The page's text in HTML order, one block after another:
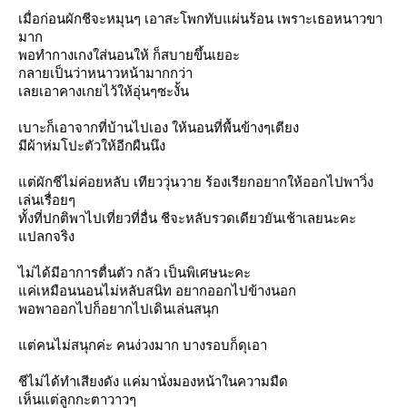
เมื่อก่อนผักชีจะหมุนๆ เอาสะโพกทับแผ่นร้อน เพราะเธอหนาวขา
มาก
พอทำกางเกงใส่นอนให้ ก็สบายขึ้นเยอะ
กลายเป็นว่าหนาวหน้ามากกว่า
เลยเอาคางเกยไว้ให้อุ่นๆซะงั้น
เบาะก็เอาจากที่บ้านไปเอง ให้นอนที่พื้นข้างๆเตียง
มีผ้าห่มโปะตัวให้อีกผืนนึง
ต่ผักชีไม่ค่อยหลับ เทียววุ่นวาย ร้องเรียกอยากให้ออกไปพาวิ่ง
เล่นเรื่อยๆ
ทั้งที่ปกติพาไปเที่ยวที่อื่น ชีจะหลับรวดเดียวยันเช้าเลยนะคะ
ปลกจริง
ไม่ได้มีอาการตื่นตัว กลัว เป็นพิเศษนะคะ
ค่เหมือนนอนไม่หลับสนิท อยากออกไปข้างนอก
พอพาออกไปก็อยากไปเดินเล่นสนุก
ต่คนไม่สนุกค่ะ คนง่วงมาก บางรอบก็ดุเอา
ชีไม่ได้ทำเสียงดัง แค่มานั่งมองหน้าในความมืด
เห็นแต่ลูกกะตาวาวๆ